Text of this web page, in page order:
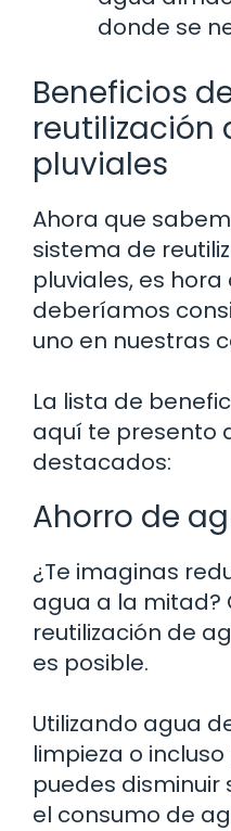
donde se
Beneficios
reutilización
pluviales
Ahora que
sistema de
pluviales, es
deberíamos
uno en nuestras
La lista de
aquí te presento
destacados:
Ahorro de
¿Te imaginas
agua a la mitad?
reutilización de
es posible.
Utilizando agua
limpieza o
puedes
el consumo de